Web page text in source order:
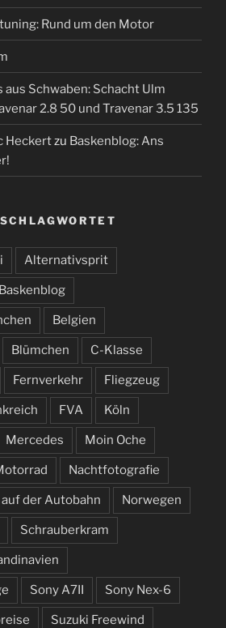
Rund um den Motor
aus Schwaben: Schacht Ulm
2.8 50 und Travenar 3.5 135
Heckertzu Baskenblog: Ans
Alternativsprit
Baskenblog
Belgien
Blümchen C-Klasse
Fernverkehr Fliegzeug
FVA Köln
Mercedes Moin Oche
Nachtfotografie
der Autobahn Norwegen
Schrauberkram
Sony A7II Sony Nex-6
Suzuki Freewind